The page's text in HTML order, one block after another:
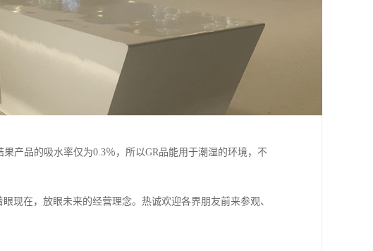
产品的吸水率仅为0.3％，所以GR品能用于潮湿的环境，不
现在，放眼未来的经营理念。热诚欢迎各界朋友前来参观、